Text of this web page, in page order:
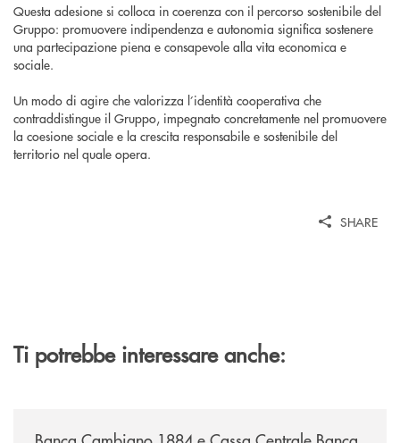
Questa adesione si colloca in coerenza con il percorso sostenibile del
Gruppo: promuovere indipendenza e autonomia significa sostenere
una partecipazione piena e consapevole alla vita economica e
sociale.
Un modo di agire che valorizza l’identità cooperativa che
contraddistingue il Gruppo, impegnato concretamente nel promuovere
la coesione sociale e la crescita responsabile e sostenibile del
territorio nel quale opera.
SHARE
Ti potrebbe interessare anche: